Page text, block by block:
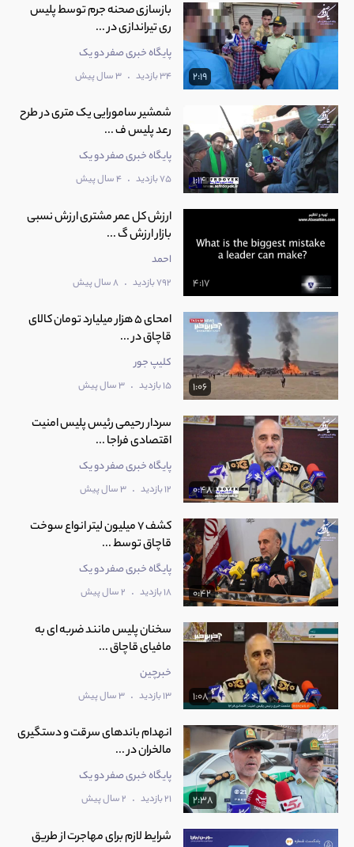
2:19
بازسازی صحنه جرم توسط پلیس
ری تیراندازی در ...
پایگاه خبری صفر دو یک
34 بازدید . 3 سال پیش
1:14
شمشیر سامورایی یک متری در طرح
رعد پلیس ف ...
پایگاه خبری صفر دو یک
75 بازدید . 4 سال پیش
4:17
ارزش کل عمر مشتری ارزش نسبی
بازار ارزش گ ...
احمد
792 بازدید . 8 سال پیش
1:06
امحای 5 هزار میلیارد تومان کالا‌ی
قاچاق در ...
کلیپ جور
15 بازدید . 3 سال پیش
0:48
سردار رحیمی رئیس پلیس امنیت
اقتصادی فراجا ...
پایگاه خبری صفر دو یک
12 بازدید . 3 سال پیش
0:42
کشف 7 میلیون لیتر انواع سوخت
قاچاق توسط ...
پایگاه خبری صفر دو یک
18 بازدید . 2 سال پیش
1:08
سخنان پلیس مانند ضربه ای به
مافیای قاچاق ...
خبرچین
13 بازدید . 3 سال پیش
2:38
انهدام باندهای سرقت و دستگیری
مالخران در ...
پایگاه خبری صفر دو یک
21 بازدید . 2 سال پیش
شرایط لازم برای مهاجرت از طریق